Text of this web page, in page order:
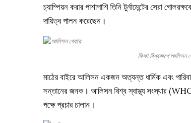
চ্যাম্পিয়ন করার পাশাপাশি তিনি টুর্নামেন্টের সেরা
দায়িত্ব পালন করেছেন।
ফিফা বিশ্বকাপে
মাঠের বাইরে আলিসন একজন অত্যন্ত ধার্মিক এবং
সন্তানের জনক। আলিসন বিশ্ব স্বাস্থ্য সংস্থার (WHO)
পক্ষে প্রচার চালান।